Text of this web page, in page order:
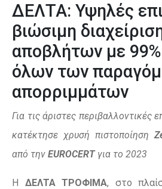
ΔΕΛΤΑ: Υψηλές
βιώσιμη
αποβλήτων με 99%
όλων των
απορριμμάτων
Για τις άριστες περιβαλλοντικές
κατέκτησε χρυσή πιστοποίηση
από τηνEUROCERTγια το 2023
H ΔΕΛΤΑ ΤΡΟΦΙΜΑ, στο